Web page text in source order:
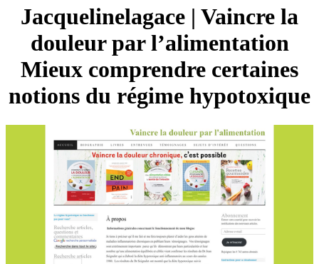
Jacquelinelaga­ce | Vaincre la
douleur par l’alimen­ta­tion
Mieux comprendre certaines
notions du régime hypotoxique